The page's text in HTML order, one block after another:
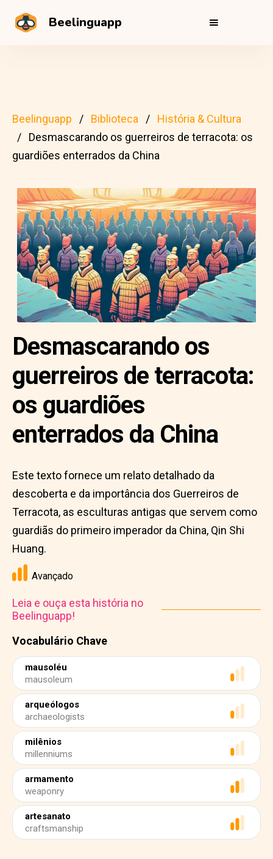
Beelinguapp
Beelinguapp Biblioteca
História & Cultura
Desmascarando os guerreiros de terracota: os
guardiões enterrados da China
Vocabulário Chave
mausoléu
mausoleum
arqueólogos
archaeologists
milênios
millenniums
armamento
weaponry
artesanato
craftsmanship
Desmascarando os
guerreiros de terracota:
os guardiões
enterrados da China
Este texto fornece um relato detalhado da
descoberta e da importância dos Guerreiros de
Terracota, as esculturas antigas que servem como
guardiãs do primeiro imperador da China, Qin Shi
Huang.
Avançado
Leia e ouça esta história no
Beelinguapp!